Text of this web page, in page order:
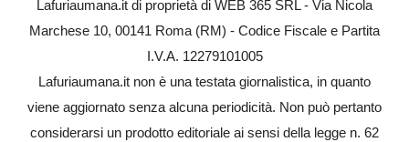
Lafuriaumana.it di proprietà di WEB 365 SRL - Via Nicola
Marchese 10, 00141 Roma (RM) - Codice Fiscale e Partita
I.V.A. 12279101005
Lafuriaumana.it non è una testata giornalistica, in quanto
viene aggiornato senza alcuna periodicità. Non può pertanto
considerarsi un prodotto editoriale ai sensi della legge n. 62